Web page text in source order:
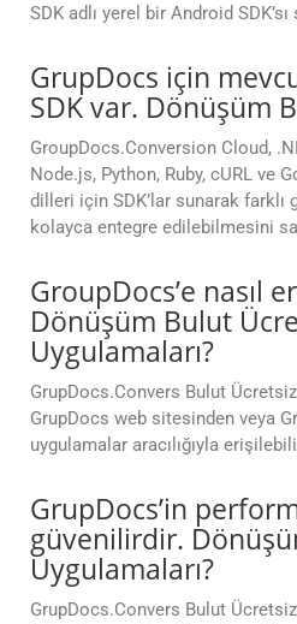
SDK adlı yerel bir Android SDK’sı
GrupDocs için
SDK var. Dönüşüm
GroupDocs.Conversion Cloud,
Node.js, Python, Ruby, cURL ve
dilleri için SDK’lar sunarak farklı
kolayca entegre edilebilmesini
GroupDocs’e nasıl
Dönüşüm Bulut
Uygulamaları?
GrupDocs.Convers Bulut
GrupDocs web sitesinden veya
uygulamalar aracılığıyla
GrupDocs’in
güvenilirdir.
Uygulamaları?
GrupDocs.Convers Bulut